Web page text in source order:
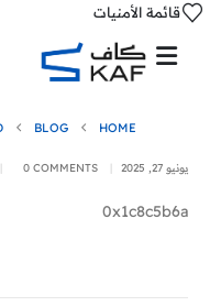
قائمة الأمنيات
HOME
BLOG
يونيو 27, 2025 0 COMMENTS
0x1c8c5b6a